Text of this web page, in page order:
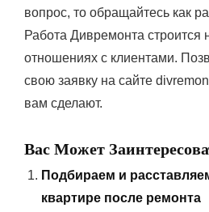
вопрос, то обращайтесь как
Работа Дивремонта строится
отношениях с клиентами.
свою заявку на сайте
вам сделают.
Вас Может
Подбираем и
квартире после ремонта